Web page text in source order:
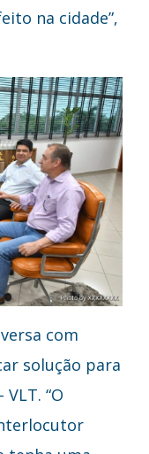
na cidade”,
com
solução para
“O